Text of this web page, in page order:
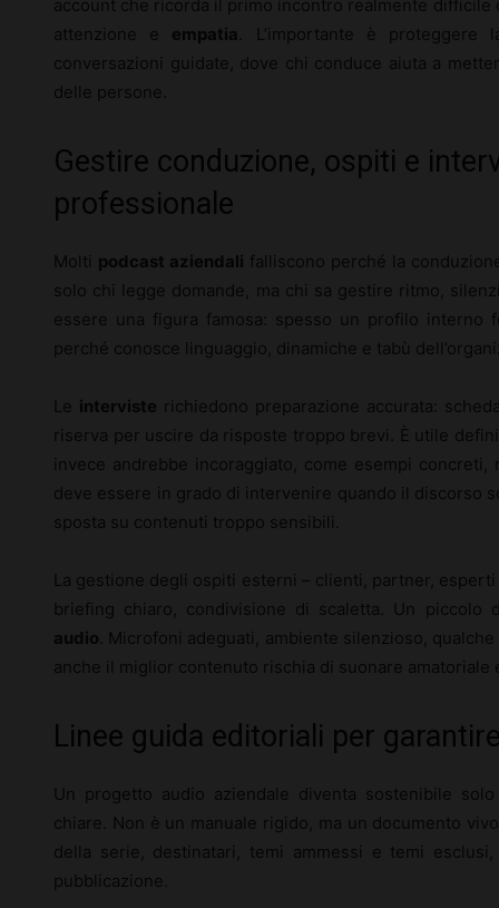
account che ricorda il primo incontro realmente
attenzione e empatia
. L’importante è
conversazioni guidate, dove chi conduce aiuta a
delle persone.
Gestire conduzione, ospiti e
professionale
Molti podcast aziendali falliscono perché la
solo chi legge domande, ma chi sa gestire ritmo,
essere una figura famosa: spesso un profilo interno
perché conosce linguaggio, dinamiche e tabù
Le interviste richiedono preparazione accurata:
riserva per uscire da risposte troppo brevi. È utile
invece andrebbe incoraggiato, come esempi
deve essere in grado di intervenire quando il discorso
sposta su contenuti troppo sensibili.
La gestione degli ospiti esterni – clienti, partner,
briefing chiaro, condivisione di scaletta. Un piccolo
audio . Microfoni adeguati, ambiente silenzioso,
anche il miglior contenuto rischia di suonare amatoriale
Linee guida editoriali per
Un progetto audio aziendale diventa sostenibile
chiare. Non è un manuale rigido, ma un documento
della serie, destinatari, temi ammessi e temi
pubblicazione.